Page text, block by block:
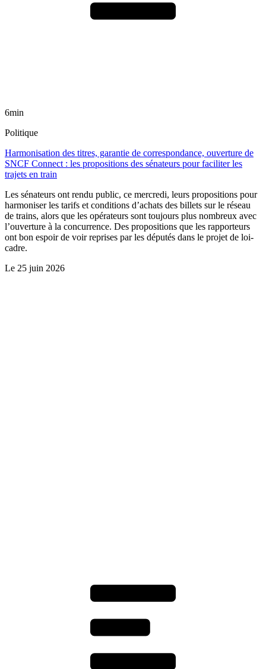
6min
Politique
Harmonisation des titres, garantie de correspondance, ouverture de
SNCF Connect : les propositions des sénateurs pour faciliter les
trajets en train
Les sénateurs ont rendu public, ce mercredi, leurs propositions pour
harmoniser les tarifs et conditions d’achats des billets sur le réseau
de trains, alors que les opérateurs sont toujours plus nombreux avec
l’ouverture à la concurrence. Des propositions que les rapporteurs
ont bon espoir de voir reprises par les députés dans le projet de loi-
cadre.
Le 25 juin 2026